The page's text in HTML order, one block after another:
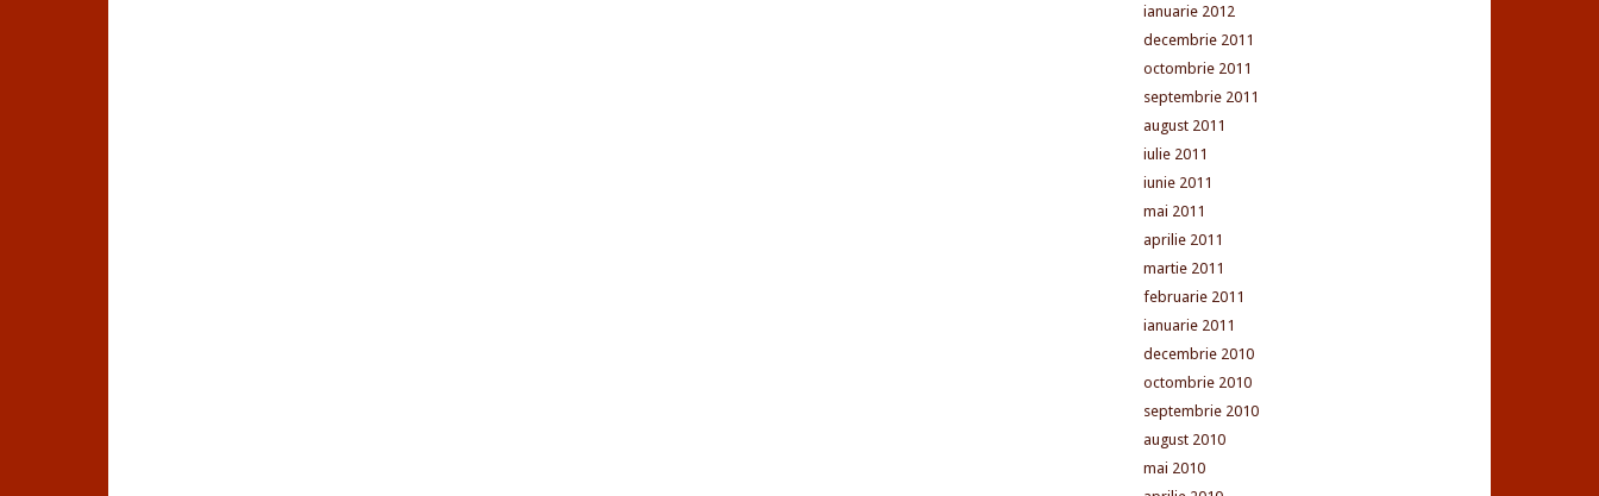
ianuarie 2012
decembrie 2011
octombrie 2011
septembrie 2011
august 2011
iulie 2011
iunie 2011
mai 2011
aprilie 2011
martie 2011
februarie 2011
ianuarie 2011
decembrie 2010
octombrie 2010
septembrie 2010
august 2010
mai 2010